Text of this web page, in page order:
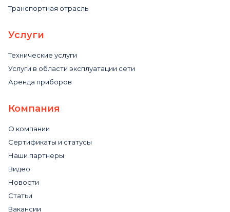
Транспортная отрасль
Услуги
Технические услуги
Услуги в области эксплуатации сети
Аренда приборов
Компания
О компании
Сертификаты и статусы
Наши партнеры
Видео
Новости
Статьи
Вакансии